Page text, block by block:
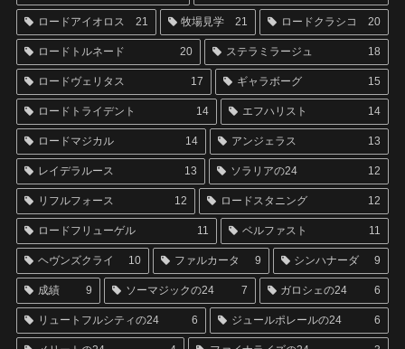
ロードアイオロス 21 牧場見学 21 ロードクラシコ 20
ロードトルネード 20 ステラミラージュ 18
ロードヴェリタス 17 ギャラボーグ 15
ロードトライデント 14 エフハリスト 14
ロードマジカル 14 アンジェラス 13
レイデラルース 13 ソラリアの24 12
リフルフォース 12 ロードスタニング 12
ロードフリューゲル 11 ベルファスト 11
ヘヴンズクライ 10 ファルカータ 9 シンハナーダ 9
成績 9 ソーマジックの24 7 ガロシェの24 6
リュートフルシティの24 6 ジュールポレールの24 6